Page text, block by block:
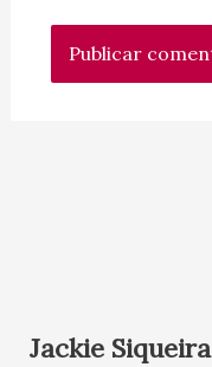
Jackie Siqueira